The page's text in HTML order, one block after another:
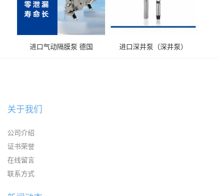
进口气动隔膜泵 德国
进口深井泵（深井泵）
关于我们
公司介绍
证书荣誉
在线留言
联系方式